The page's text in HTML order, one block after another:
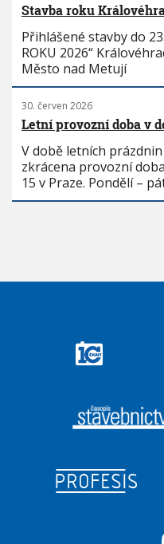
Stavba roku
Přihlášené stavby do
ROKU 2026“
Město nad Metují
30. červen 2026
Letní provozní doba v
V době letních
zkrácena provozní
15 v Praze. Pondělí –